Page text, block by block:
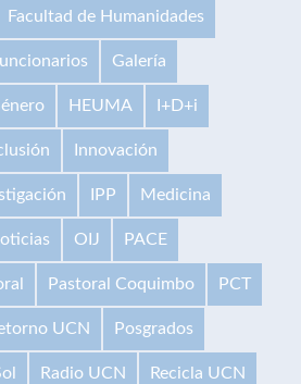
Facultad de Humanidades
Galería
HEUMA I+D+i
Innovación
IPP Medicina
OIJ PACE
Pastoral Coquimbo PCT
UCN Posgrados
Radio UCN Recicla UCN